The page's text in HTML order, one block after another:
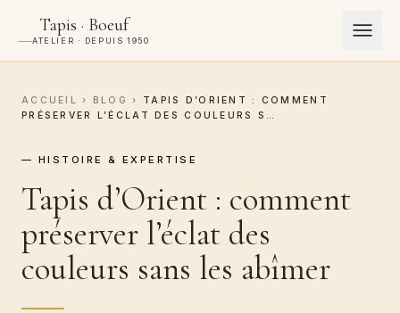
Tapis · Boeuf
ATELIER · DEPUIS 1950
ACCUEIL › BLOG ›
TAPIS D’ORIENT : COMMENT
PRÉSERVER L’ÉCLAT DES COULEURS S…
— HISTOIRE & EXPERTISE
Tapis d’Orient : comment
préserver l’éclat des
couleurs sans les abîmer